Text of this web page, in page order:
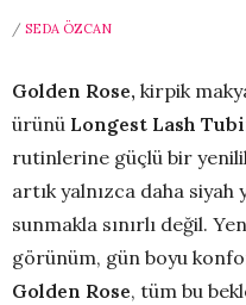
/ SEDA ÖZCAN
Golden Rose, kirpik
ürünü Longest Lash
rutinlerine güçlü bir
artık yalnızca daha
sunmakla sınırlı değil.
görünüm, gün boyu
Golden Rose, tüm bu